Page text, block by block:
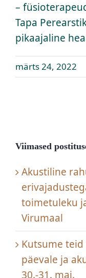
–
Tapa
pikaajaline
märts 24, 2022
Viimased
Akustiline
toimetuleku
Virumaal
Kutsume
päevale ja
30.-31. mai.